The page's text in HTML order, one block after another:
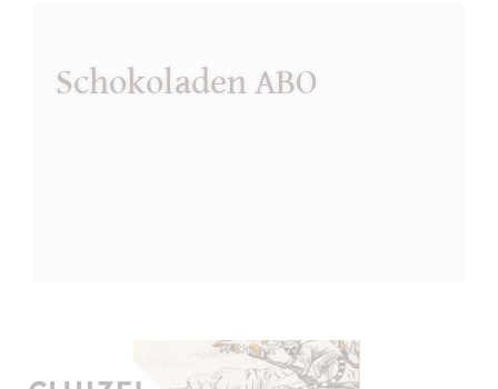
Schokoladen ABO